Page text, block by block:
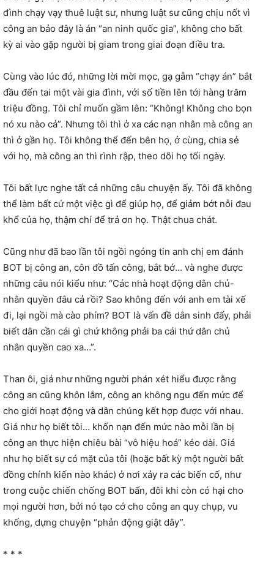
đình chạy vạy thuê luật sư, nhưng luật sư cũng chịu nốt vì
công an bảo đây là án “an ninh quốc gia”, không cho bất
kỳ ai vào gặp người bị giam trong giai đoạn điều tra.
Cùng vào lúc đó, những lời mời mọc, gạ gẫm “chạy án” bắt
đầu đến tai một vài gia đình, với số tiền lên tới hàng trăm
triệu đồng. Tôi chỉ muốn gầm lên: “Không! Không cho bọn
nó xu nào cả”. Nhưng tôi thì ở xa các nạn nhân mà công an
thì ở gần họ. Tôi không thể đến bên họ, ở cùng, chia sẻ
với họ, mà công an thì rình rập, theo dõi họ tối ngày.
Tôi bất lực nghe tất cả những câu chuyện ấy. Tôi đã không
thể làm bất cứ một việc gì để giúp họ, để giảm bớt nỗi đau
khổ của họ, thậm chí để trả ơn họ. Thật chua chát.
Cũng như đã bao lần tôi ngồi ngóng tin anh chị em đánh
BOT bị công an, côn đồ tấn công, bắt bớ… và nghe được
những câu nói kiểu như: “Các nhà hoạt động dân chủ-
nhân quyền đâu cả rồi? Sao không đến với anh em tài xế
đi, lại ngồi mà cào phím? BOT là vấn đề dân sinh đấy, phải
biết dân cần cái gì chứ không phải ba cái thứ dân chủ
nhân quyền cao xa…”.
Than ôi, giá như những người phán xét hiểu được rằng
công an cũng khôn lắm, công an không ngu đến mức để
cho giới hoạt động và dân chúng kết hợp được với nhau.
Giá như họ biết tôi… khốn nạn đến mức nào mỗi lần bị
công an thực hiện chiêu bài “vô hiệu hoá” kéo dài. Giá
như họ biết sự có mặt của tôi (hoặc bất kỳ một người bất
đồng chính kiến nào khác) ở nơi xảy ra các biến cố, như
trong cuộc chiến chống BOT bẩn, đôi khi còn có hại cho
mọi người hơn, bởi nó tạo cớ cho công an quy chụp, vu
khống, dựng chuyện “phản động giật dây”.
* * *